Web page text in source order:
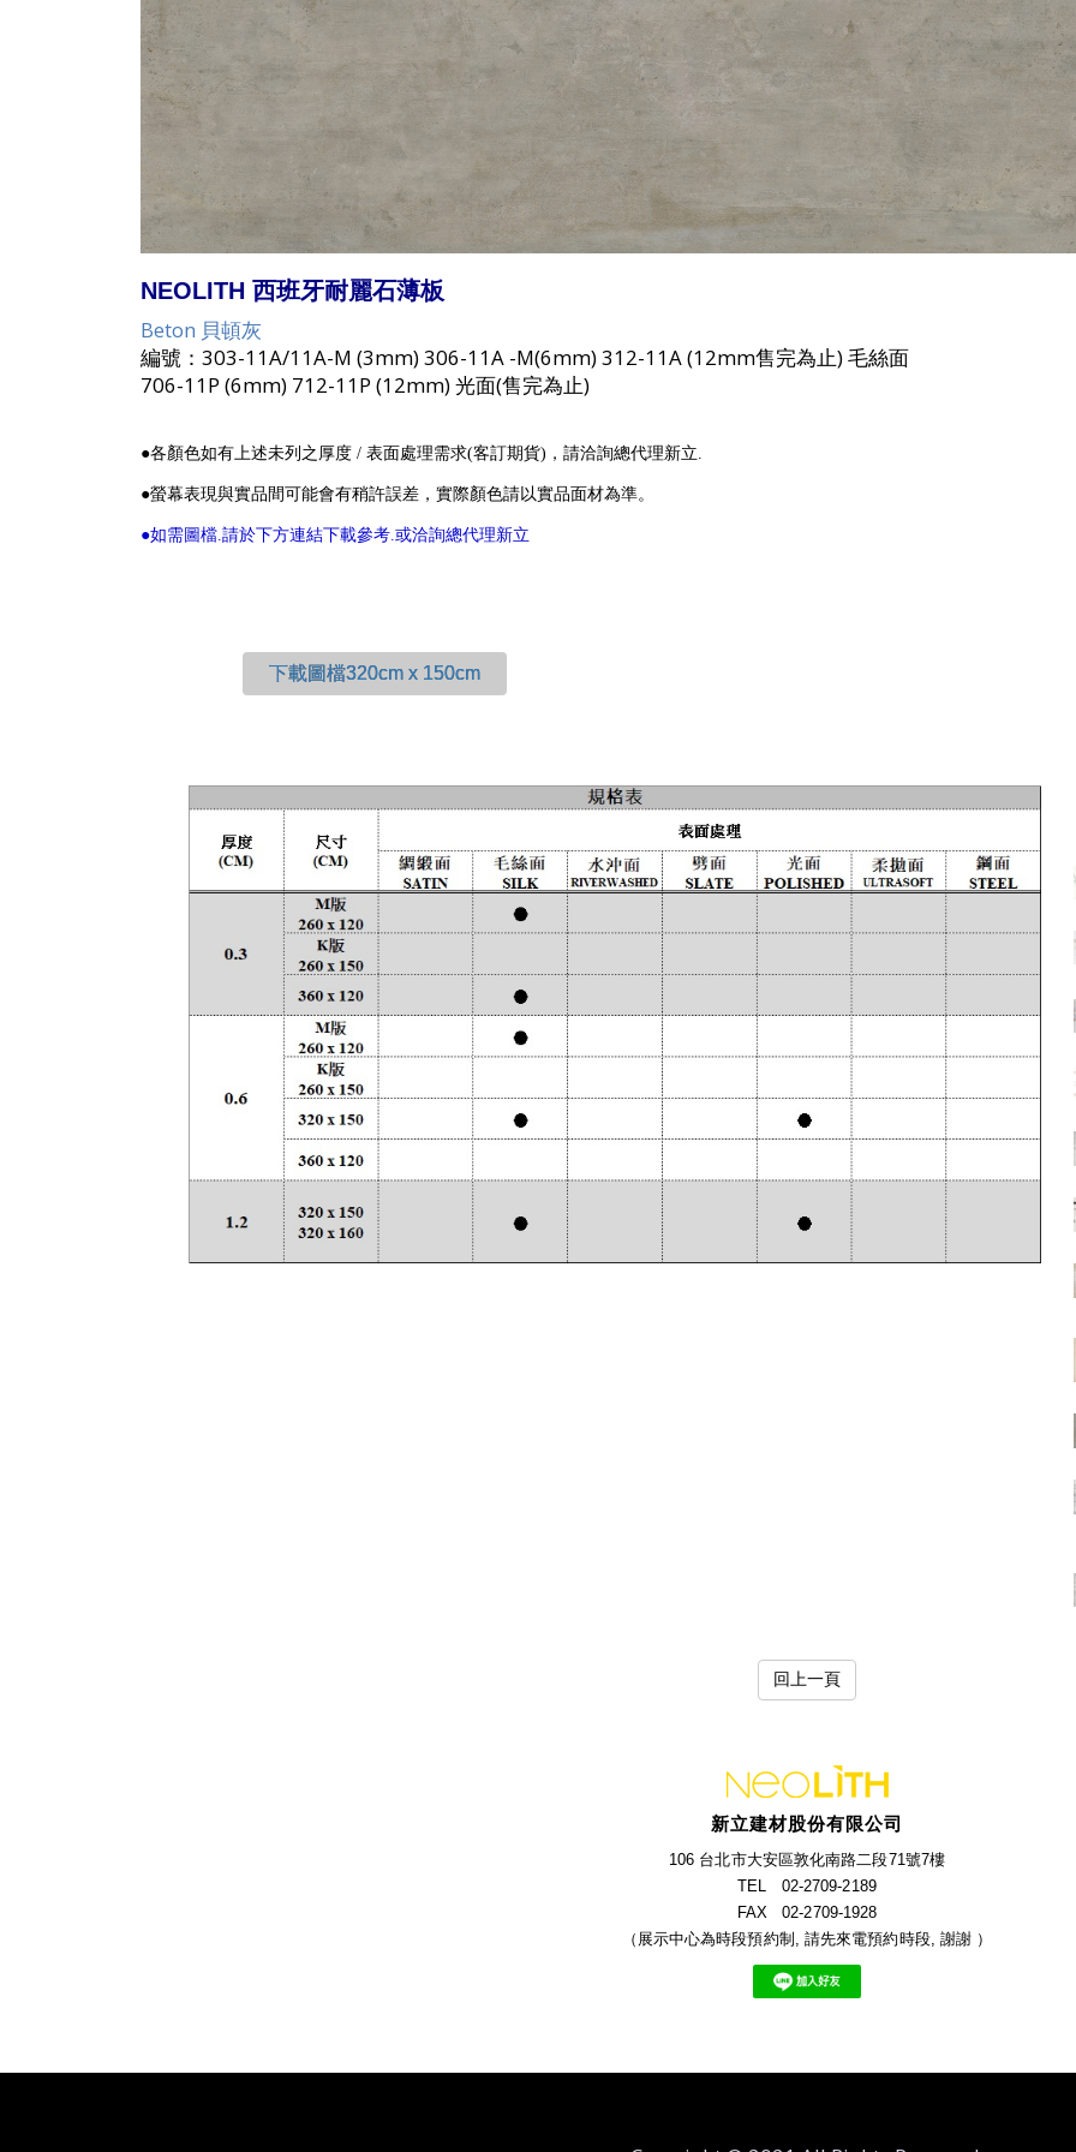
NEOLITH 西班牙耐麗石薄板
Beton 貝頓灰
編號：303-11A/11A-M (3mm) 306-11A -M(6mm) 312-11A (12mm售完為止) 毛絲面
706-11P (6mm) 712-11P (12mm) 光面(售完為止)
●各顏色如有上述未列之厚度 / 表面處理需求(客訂期貨)，請洽詢總代理新立.
●螢幕表現與實品間可能會有稍許誤差，實際顏色請以實品面材為準。
●如需圖檔.請於下方連結下載參考.或洽詢總代理新立
下載圖檔320cm x 150cm
回上一頁
新立建材股份有限公司
106 台北市大安區敦化南路二段71號7樓
TEL 02-2709-2189
FAX 02-2709-1928
（展示中心為時段預約制, 請先來電預約時段, 謝謝 ）